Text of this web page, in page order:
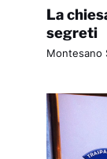
La
segreti
Montesano